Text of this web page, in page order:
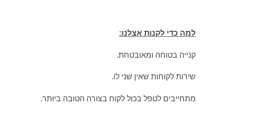
למה כדי לקנות אצלנו:
קנייה בטוחה ומאובטחת.
שירות לקוחות שאין שני לו.
מתחייבים לטפל בכול לקוח בצורה הטובה ביותר.